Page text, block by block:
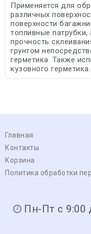
Применяется для
различных
поверхности
топливные
прочность
грунтом
герметика. Также
кузовного герметика.
Главная
Контакты
Корзина
Политика обработки
Пн-Пт с 9:00